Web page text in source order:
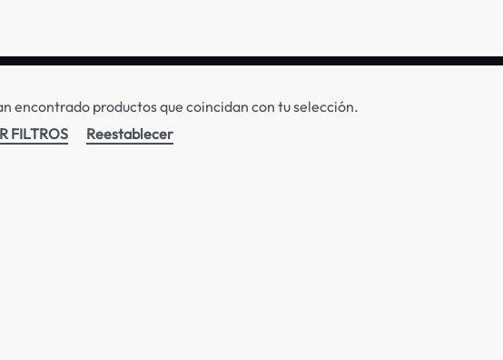
encontrado productos que coincidan con tu selección.
FILTROS
Reestablecer